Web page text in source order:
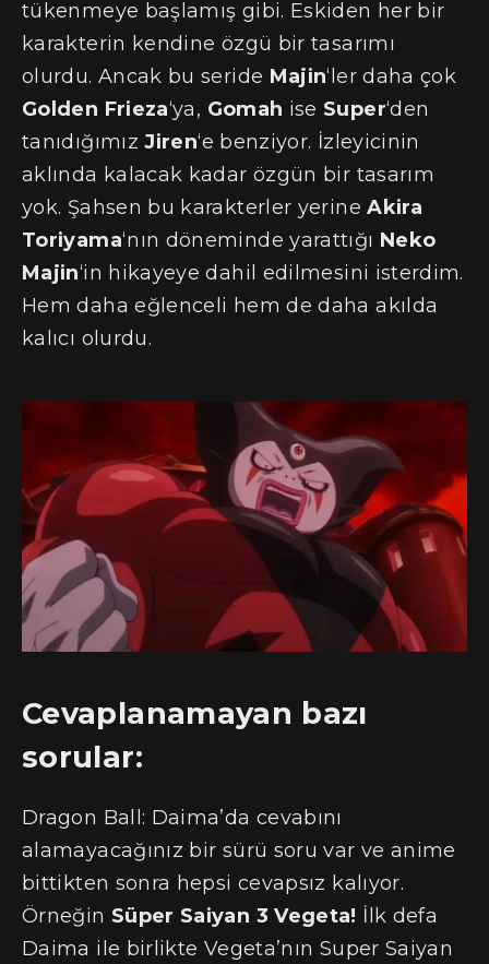
tükenmeye başlamış gibi. Eskiden her bir
karakterin kendine özgü bir tasarımı
olurdu. Ancak bu seride Majin‘ler daha çok
Golden Frieza‘ya, Gomah ise Super‘den
tanıdığımızJiren‘e benziyor. İzleyicinin
aklında kalacak kadar özgün bir tasarım
yok. Şahsen bu karakterler yerineAkira
Toriyama‘nın döneminde yarattığı Neko
Majin‘in hikayeye dahil edilmesini isterdim.
Hem daha eğlenceli hem de daha akılda
kalıcı olurdu.
Cevaplanamayan bazı
sorular:
Dragon Ball: Daima’da cevabını
alamayacağınız bir sürü soru var ve anime
bittikten sonra hepsi cevapsız kalıyor.
Örneğin Süper Saiyan 3 Vegeta! İlk defa
Daima ile birlikte Vegeta’nın Super Saiyan